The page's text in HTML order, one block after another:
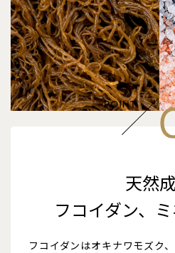
天然
フコイダン、
フコイダンはオキナワモズク